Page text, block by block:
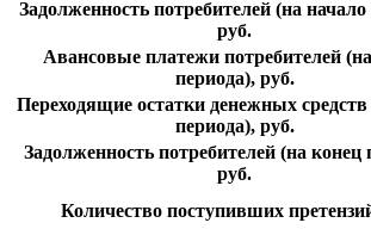
Задолженность потребителей (на начало
руб.
Авансовые платежи потребителей
периода), руб.
Переходящие остатки денежных средств
периода), руб.
Задолженность потребителей (на конец
руб.
Количество поступивших